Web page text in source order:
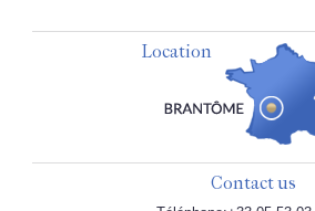
Location
Contact us